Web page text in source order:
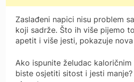
Zaslađeni napici nisu problem
koji sadrže. Što ih više pijemo
apetit i više jesti, pokazuje
Ako ispunite želudac
biste osjetiti sitost i jesti